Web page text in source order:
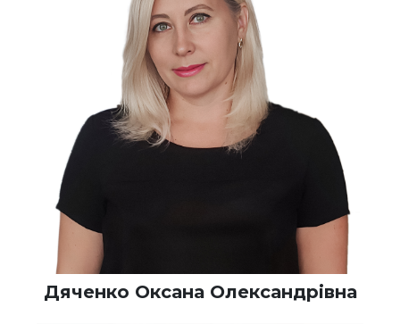
Дяченко Оксана Олександрівна